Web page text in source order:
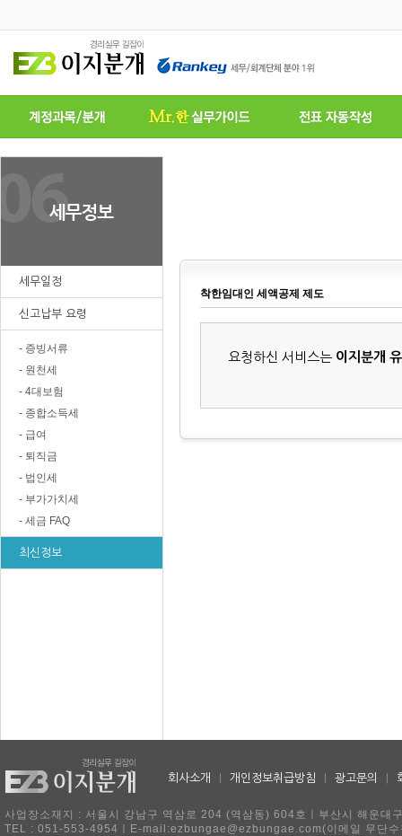
세무일정
신고납부 요령
- 증빙서류
- 원천세
- 4대보험
- 종합소득세
- 급여
- 퇴직금
- 법인세
- 부가가치세
- 세금 FAQ
최신정보
착한임대인 세액공제 제도
요청하신 서비스는 이지분개
회사소개 개인정보취급방침 광고문의
사업장소재지 : 서울시 강남구 역삼로 204 (역삼동) 604호ㅣ부산시 해운
TEL : 051-553-4954ㅣE-mail:ezbungae@ezbungae.com(이메일 무단수